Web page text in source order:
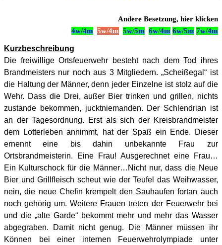
Andere Besetzung, hier klicken
4w/4m 5w/4m 5w/5m 6w/4m 6w/5m 7w/4m
Kurzbeschreibung
Die freiwillige Ortsfeuerwehr besteht nach dem Tod ihres
Brandmeisters nur noch aus 3 Mitgliedern. „Scheißegal“ ist
die Haltung der Männer, denn jeder Einzelne ist stolz auf die
Wehr. Dass die Drei, außer Bier trinken und grillen, nichts
zustande bekommen, jucktniemanden. Der Schlendrian ist
an der Tagesordnung. Erst als sich der Kreisbrandmeister
dem Lotterleben annimmt, hat der Spaß ein Ende. Dieser
ernennt eine bis dahin unbekannte Frau zur
Ortsbrandmeisterin. Eine Frau! Ausgerechnet eine Frau…
Ein Kulturschock für die Männer…Nicht nur, dass die Neue
Bier und Grillfleisch scheut wie der Teufel das Weihwasser,
nein, die neue Chefin krempelt den Sauhaufen fortan auch
noch gehörig um. Weitere Frauen treten der Feuerwehr bei
und die „alte Garde“ bekommt mehr und mehr das Wasser
abgegraben. Damit nicht genug. Die Männer müssen ihr
Können bei einer internen Feuerwehrolympiade unter